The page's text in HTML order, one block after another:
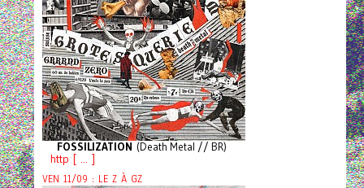
FOSSILIZATION (Death Metal // BR)
http [ ... ]
VEN 11/09 : LE Z À GZ